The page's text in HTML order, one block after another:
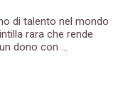
di talento nel mondo
rara che rende
dono con ...